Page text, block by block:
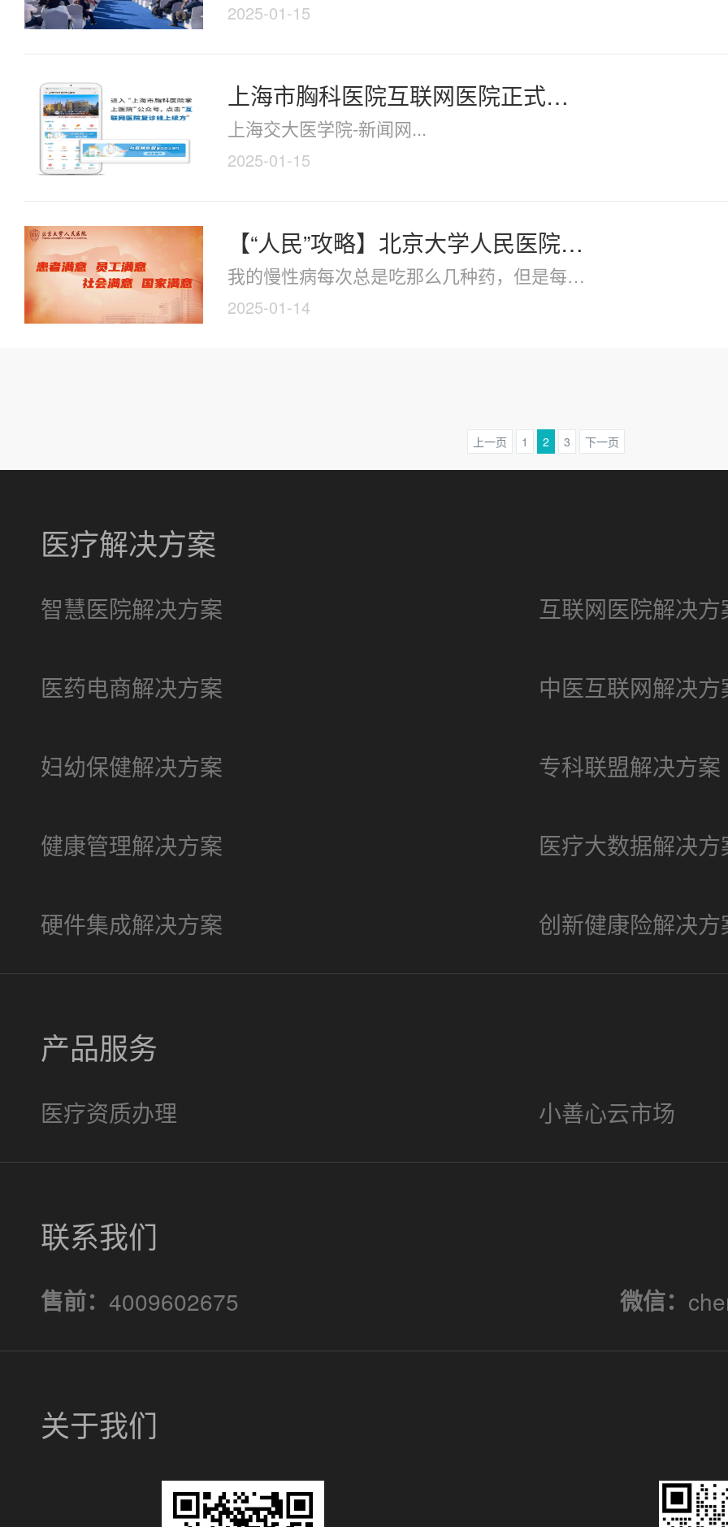
2025-01-15
上海市胸科医院互联网医院正式上线-上海交通大
上海交大医学院-新闻网...
2025-01-15
【“人民”攻略】北京大学人民医院互联网医院升
我的慢性病每次总是吃那么几种药，但是每月还是要跑医院开
2025-01-14
上一页 1 2 3 下一页
医疗解决方案
智慧医院解决方案 互联网医院解决方
医药电商解决方案 中医互联网解决方
妇幼保健解决方案 专科联盟解决方案
健康管理解决方案 医疗大数据解决方
硬件集成解决方案 创新健康险解决方
产品服务
医疗资质办理 小善心云市场
联系我们
售前： 4009602675 微信：
关于我们